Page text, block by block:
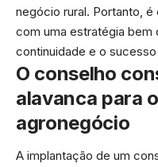
negócio rural. Portanto,
com uma estratégia bem
continuidade e o
O conselho
alavanca para
agronegócio
A implantação de um